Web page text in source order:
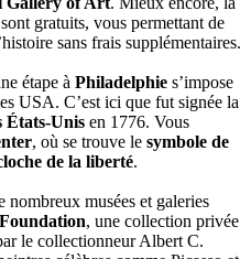
gratuits, vous permettant de
sans frais supplémentaires.
étape à Philadelphie s’impose
USA. C’est ici que fut signée la
États-Unis en 1776. Vous
, où se trouve le symbole de
de la liberté.
nombreux musées et galeries
, une collection privée
le collectionneur Albert C.